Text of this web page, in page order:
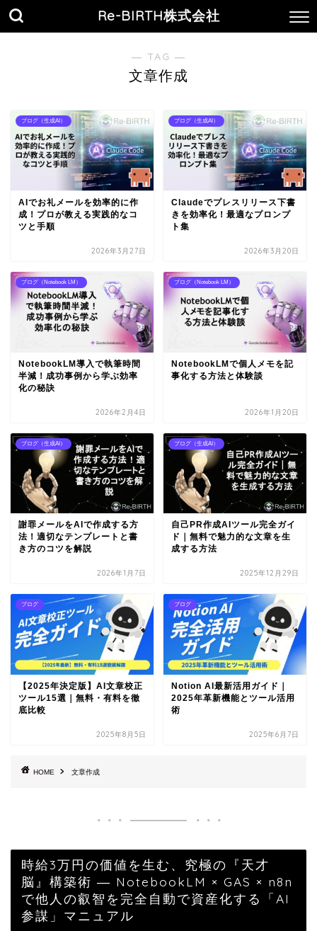
Re-BIRTH株式会社
― TAG ―
文章作成
ブログ（生成AI）
AIでお礼メールを効率的に作
成！プロが教える実践的なコ
ツと手順
2026年3月27日
ブログ（生成AI）
Claudeでプレスリリース下書
きを効率化！最適なプロンプ
ト集
2026年3月20日
ブログ（Notebook LM）
NotebookLM導入で執筆時間
半減！成功事例から学ぶ効率
化の秘訣
2026年2月4日
ブログ（Notebook LM）
NotebookLMで個人メモを記
事化する方法と体験談
2026年1月20日
ブログ（生成AI）
謝罪メールをAIで作成する方
法！適切なテンプレートと書
き方のコツを解説
2026年1月7日
ブログ（生成AI）
自己PR作成AIツール完全ガイ
ド｜無料で魅力的な文章を生
成する方法
2025年12月29日
ブログ
【2025年決定版】AI文章校正
ツール15選｜無料・有料を徹
底比較
2025年8月5日
ブログ
Notion AI最新活用ガイド｜
2025年革新機能とツール活用
術
2025年6月7日
HOME 文章作成
時給3万円の価値を生む、究極の『天才
脳』構築術 ― NotebookLM × GAS × n8n
で他人の叡智を完全自動で資産化する「AI
参謀」マニュアル